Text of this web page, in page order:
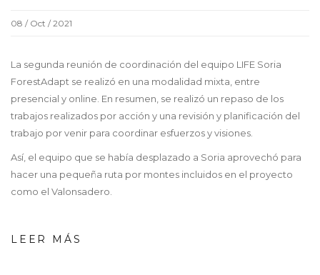
08 / Oct / 2021
La segunda reunión de coordinación del equipo LIFE Soria
ForestAdapt se realizó en una modalidad mixta, entre
presencial y online. En resumen, se realizó un repaso de los
trabajos realizados por acción y una revisión y planificación del
trabajo por venir para coordinar esfuerzos y visiones.
Así, el equipo que se había desplazado a Soria aprovechó para
hacer una pequeña ruta por montes incluidos en el proyecto
como el Valonsadero.
LEER MÁS